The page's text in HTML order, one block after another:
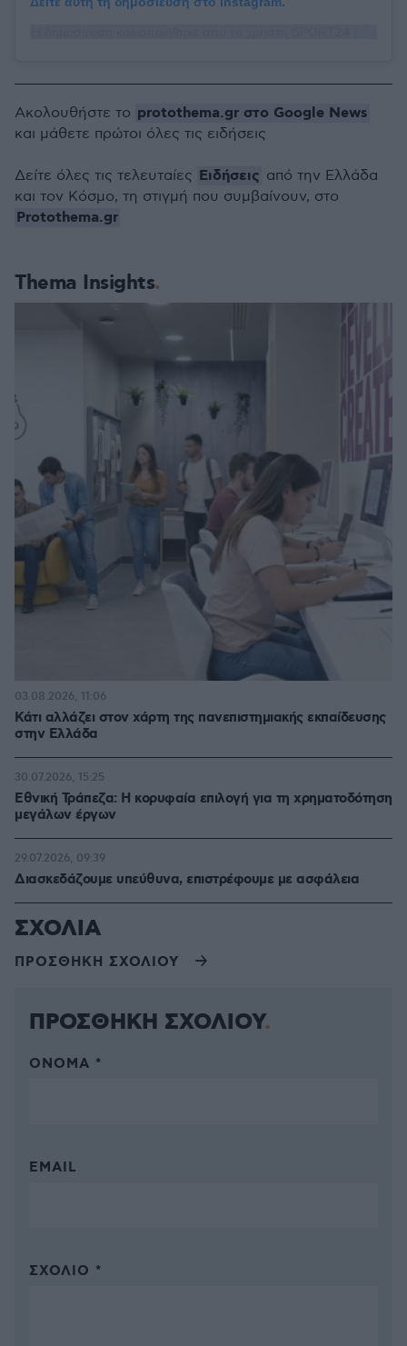
Thema Insights
Κάτι αλλάζει στον χάρτη της πανεπιστημιακής εκπαίδευσης
στην Ελλάδα
03.08.2026, 11:06
Εθνική Τράπεζα: Η κορυφαία επιλογή για τη χρηματοδότηση
μεγάλων έργων
30.07.2026, 15:25
Διασκεδάζουμε υπεύθυνα, επιστρέφουμε με ασφάλεια
29.07.2026, 09:39
Ακολουθήστε το protothema.gr στο Google News
και μάθετε πρώτοι όλες τις ειδήσεις
Δείτε όλες τις τελευταίες Ειδήσεις από την Ελλάδα
και τον Κόσμο, τη στιγμή που συμβαίνουν, στο
Protothema.gr
ΣΧΟΛΙΑ
ΠΡΟΣΘΗΚΗ ΣΧΟΛΙΟΥ
ΠΡΟΣΘΗΚΗ ΣΧΟΛΙΟΥ
ΌΝΟΜΑ *
EMAIL
ΣΧΌΛΙΟ *